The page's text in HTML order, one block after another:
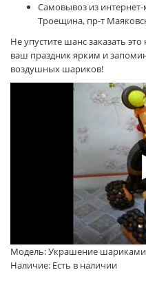
Самовывоз из
Троещина, пр-т
Не упустите шанс заказать
ваш праздник ярким и
воздушных шариков!
Модель: Украшение
Наличие: Есть в наличии